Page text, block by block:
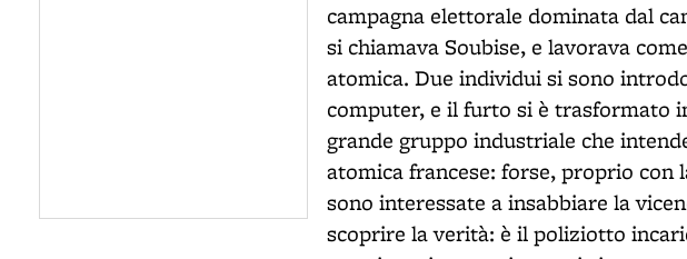
campagna elettorale dominata dal
si chiamava Soubise, e lavorava
atomica. Due individui si sono
computer, e il furto si è trasformato
grande gruppo industriale che
atomica francese: forse, proprio
sono interessate a insabbiare la
scoprire la verità: è il poliziotto